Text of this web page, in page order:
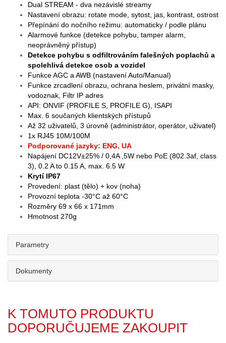
Dual STREAM - dva nezávislé streamy
Nastavení obrazu: rotate mode, sytost, jas, kontrast, ostrost
Přepínání do nočního režimu: automaticky / podle plánu
Alarmové funkce (detekce pohybu, tamper alarm,
neoprávněný přístup)
Detekce pohybu s odfiltrováním falešných poplachů a
spolehlivá detekce osob a vozidel
Funkce AGC a AWB (nastavení Auto/Manual)
Funkce zrcadlení obrazu, ochrana heslem, privátní masky,
vodoznak, Filtr IP adres
API: ONVIF (PROFILE S, PROFILE G), ISAPI
Max. 6 součaných klientských přístupů
Až 32 uživatelů, 3 úrovně (administrátor, operátor, uživatel)
1x RJ45 10M/100M
Podporované jazyky: ENG, UA
Napájení DC12V±25% / 0,4A ,5W nebo PoE (802.3af, class
3), 0.2 A to 0.15 A, max. 6.5 W
Krytí IP67
Provedení: plast (tělo) + kov (noha)
Provozní teplota -30°C až 60°C
Rozměry 69 x 66 x 171mm
Hmotnost 270g
Parametry
Dokumenty
K TOMUTO PRODUKTU
DOPORUČUJEME ZAKOUPIT